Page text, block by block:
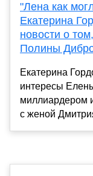
"Лена как
Екатерина
новости о
Полины
Екатерина
интересы
миллиардером
с женой